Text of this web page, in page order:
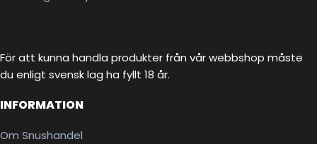
För att kunna handla produkter från vår webbshop måste
du enligt svensk lag ha fyllt 18 år.
INFORMATION
Om Snushandel